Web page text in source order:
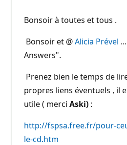
Bonsoir à toutes et tous .
Bonsoir et @Alicia Prével
Answers".
Prenez bien le temps de
propres liens éventuels , il
utile ( merci Aski) :
http://fspsa.free.fr/pour-
le-cd.htm